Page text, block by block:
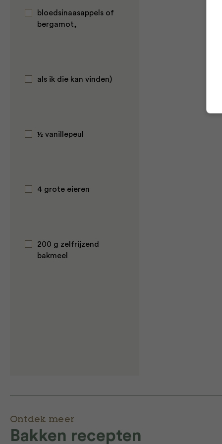
bloedsinaasappels of
bergamot,
als ik die kan vinden)
½ vanillepeul
4 grote eieren
200 g zelfrijzend
bakmeel
Ontdek meer
Bakken recepten